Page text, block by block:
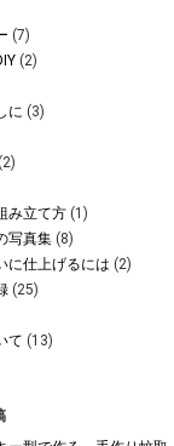
(7)
(2)
に (3)
(2)
み立て方 (1)
写真集 (8)
に仕上げるには (2)
(25)
て (13)